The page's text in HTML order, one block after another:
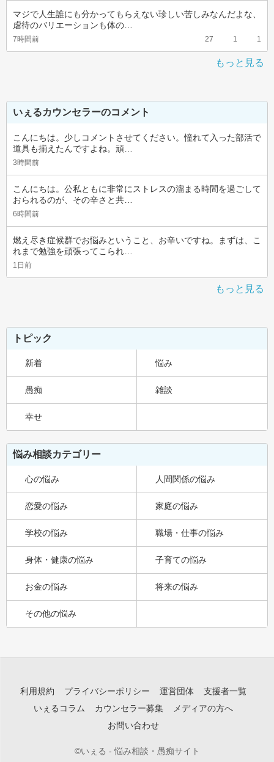
マジで人生誰にも分かってもらえない珍しい苦しみなんだよな、
虐待のバリエーションも体の…
7時間前 27 1 1
もっと見る
いぇるカウンセラーのコメント
こんにちは。少しコメントさせてください。憧れて入った部活で
道具も揃えたんですよね。頑…
3時間前
こんにちは。公私ともに非常にストレスの溜まる時間を過ごして
おられるのが、その辛さと共…
6時間前
燃え尽き症候群でお悩みということ、お辛いですね。まずは、こ
れまで勉強を頑張ってこられ…
1日前
もっと見る
トピック
新着 悩み
愚痴 雑談
幸せ
悩み相談カテゴリー
心の悩み 人間関係の悩み
恋愛の悩み 家庭の悩み
学校の悩み 職場・仕事の悩み
身体・健康の悩み 子育ての悩み
お金の悩み 将来の悩み
その他の悩み
利用規約 プライバシーポリシー 運営団体
支援者一覧
いぇるコラム
カウンセラー募集
メディアの方へ
お問い合わせ
©いぇる - 悩み相談・愚痴サイト